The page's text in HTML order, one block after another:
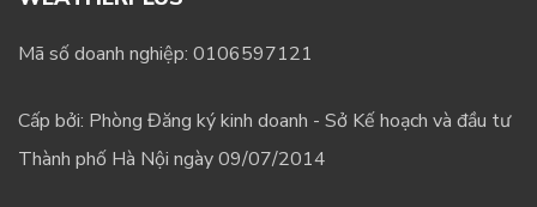
Mã số doanh nghiệp: 0106597121
Cấp bởi: Phòng Đăng ký kinh doanh - Sở Kế hoạch và đầu tư
Thành phố Hà Nội ngày 09/07/2014